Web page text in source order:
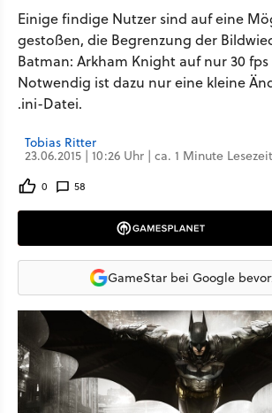
Einige findige Nutzer sind auf eine
gestoßen, die Begrenzung der
Batman: Arkham Knight auf nur 30
Notwendig ist dazu nur eine kleine
.ini-Datei.
Tobias Ritter
23.06.2015 | 10:26 Uhr | ca. 1 Minute Lesezeit
0 58
GameStar bei Google